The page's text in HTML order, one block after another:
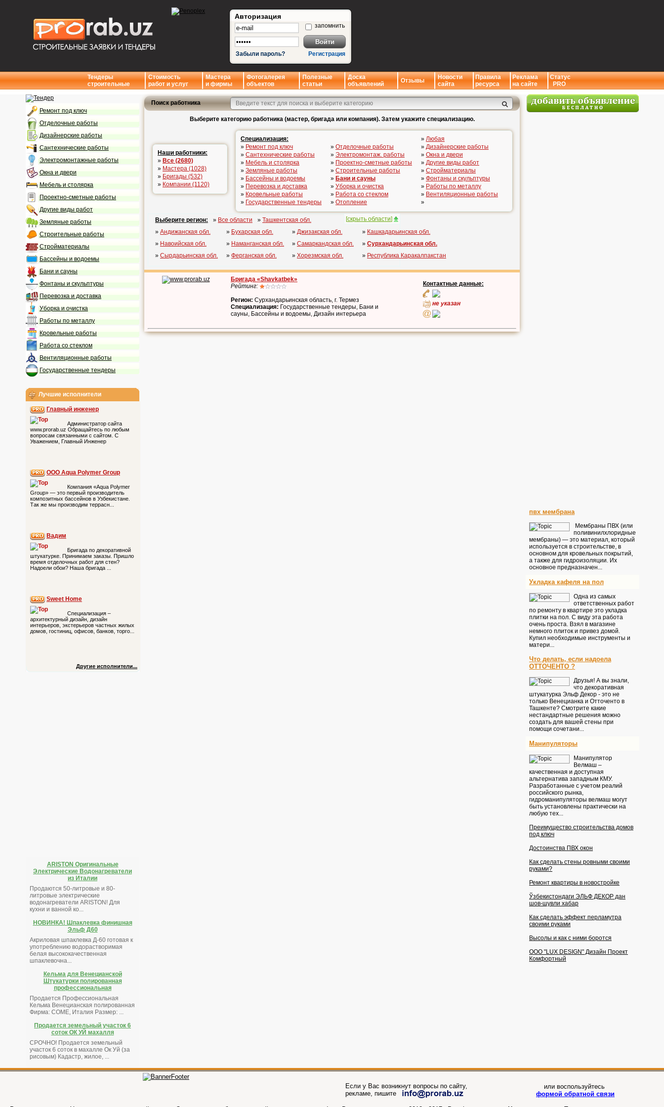
Авторизация
запомнить
Забыли пароль? Регистрация
Тендеры
строительные
Стоимость
работ и услуг
Мастера
и фирмы
Фотогалерея
объектов
Полезные
статьи
Доска
объявлений
Отзывы
Новости
сайта
Правила
ресурса
Реклама
на сайте
Статус
PRO
Ремонт под ключ
Отделочные работы
Дизайнерские работы
Сантехнические работы
Электромонтажные работы
Окна и двери
Мебель и столярка
Проектно-сметные работы
Другие виды работ
Земляные работы
Строительные работы
Стройматериалы
Бассейны и водоемы
Бани и сауны
Фонтаны и скульптуры
Перевозка и доставка
Уборка и очистка
Работы по металлу
Кровельные работы
Работа со стеклом
Вентиляционные работы
Государственные тендеры
Лучшие исполнители
Главный инженер
Администратор сайта
www.prorab.uz Обращайтесь по любым
вопросам связанными с сайтом. С
Уважением, Главный Инженер
ООО Aqua Polymer Group
Компания «Aqua Polymer
Group» — это первый производитель
композитных бассейнов в Узбекистане.
Так же мы производим террасн...
Вадим
Бригада по декоративной
штукатурке. Принимаем заказы. Пришло
время отделочных работ для стен?
Надоели обои? Наша бригада ...
Sweet Home
Специализация –
архитектурный дизайн, дизайн
интерьеров, экстерьеров частных жилых
домов, гостиниц, офисов, банков, торго...
Другие исполнители...
ARISTON Оригинальные
Электрические Водонагреватели
из Италии
Продаются 50-литровые и 80-
литровые электрические
водонагреватели ARISTON! Для
кухни и ванной ко...
НОВИНКА! Шпаклевка финишная
Эльф Д60
Акриловая шпаклевка Д-60 готовая к
употреблению водорастворимая
белая высококачественная
шпаклевочна...
Кельма для Венецианской
Штукатурки полированная
профессиональная
Продается Профессиональная
Кельма Венецианская полированная
Фирма: COME, Италия Размер: ...
Продается земельный участок 6
соток ОК УЙ махалля
СРОЧНО! Продается земельный
участок 6 соток в махалле Ок Уй (за
рисовым) Кадастр, жилое, ...
Поиск работника
Выберите категорию работника (мастер, бригада или компания). Затем укажите специализацию.
Наши работники:
» Все (2680)
» Мастера (1028)
» Бригады (532)
» Компании (1120)
Специализация: » Любая
» Ремонт под ключ » Отделочные работы » Дизайнерские работы
» Сантехнические работы » Электромонтаж. работы » Окна и двери
» Мебель и столярка » Проектно-сметные работы » Другие виды работ
» Земляные работы » Строительные работы » Стройматериалы
» Бассейны и водоемы » Бани и сауны » Фонтаны и скульптуры
» Перевозка и доставка » Уборка и очистка » Работы по металлу
» Кровельные работы » Работа со стеклом » Вентиляционные работы
» Государственные тендеры » Отопление »
[скрыть области]
Выберите регион: » Все области » Ташкентская обл.
» Андижанская обл. » Бухарская обл. » Джизакская обл. » Кашкадарьинская обл.
» Навоийская обл. » Наманганская обл. » Самаркандская обл. » Сурхандарьинская обл.
» Сырдарьинская обл. » Ферганская обл. » Хорезмская обл. » Республика Каракалпакстан
Бригада «Shavkatbek»
Рейтинг:
Регион: Сурхандарьинская область, г. Термез
Специализация: Государственные тендеры, Бани и
сауны, Бассейны и водоемы, Дизайн интерьера
Контактные данные:
не указан
пвх мембрана
Мембраны ПВХ (или
поливинилхлоридные
мембраны) — это материал, который
используется в строительстве, в
основном для кровельных покрытий,
а также для гидроизоляции. Их
основное предназначен...
Укладка кафеля на пол
Одна из самых
ответственных работ
по ремонту в квартире это укладка
плитки на пол. С виду эта работа
очень проста. Взял в магазине
немного плиток и привез домой.
Купил необходимые инструменты и
матери...
Что делать, если надоела
ОТТОЧЕНТО ?
Друзья! А вы знали,
что декоративная
штукатурка Эльф Декор - это не
только Венецианка и Отточенто в
Ташкенте? Смотрите какие
нестандартные решения можно
создать для вашей стены при
помощи сочетани...
Манипуляторы
Манипулятор
Велмаш –
качественная и доступная
альтернатива западным КМУ.
Разработанные с учетом реалий
российского рынка,
гидроманипуляторы велмаш могут
быть установлены практически на
любую тех...
Преимущество строительства домов
под ключ
Достоинства ПВХ окон
Как сделать стены ровными своими
руками?
Ремонт квартиры в новостройке
Ўзбекистондаги ЭЛЬФ ДЕКОР дан
шов-шувли хабар
Как сделать эффект перламутра
своими руками
Высолы и как с ними боротся
OOO "LUX DESIGN" Дизайн Проект
Комфортный
Если у Вас возникнут вопросы по сайту,
рекламе, пишите
или воспользуйтесь
формой обратной связи